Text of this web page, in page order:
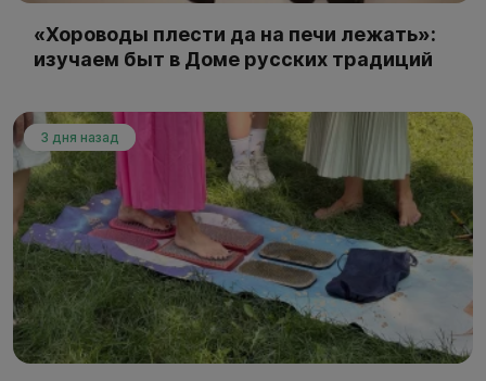
«Хороводы плести да на печи лежать»:
изучаем быт в Доме русских традиций
3 дня назад